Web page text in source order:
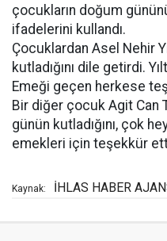
çocukların doğum
ifadelerini kullandı.
Çocuklardan Asel Nehir
kutladığını dile getirdi.
Emeği geçen herkese
Bir diğer çocuk Agit Can
günün kutladığını, çok
emekleri için teşekkür
Kaynak: İHLAS HABER